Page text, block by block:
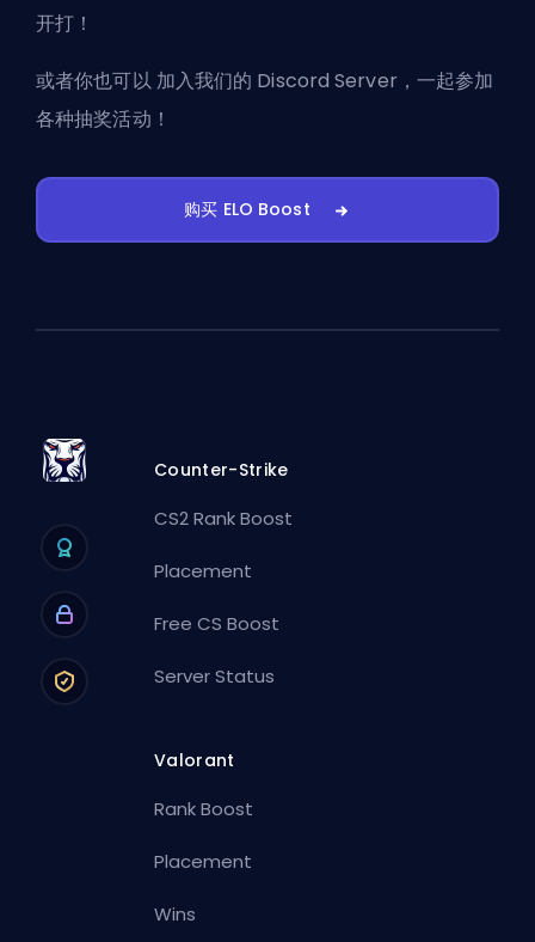
开打！
或者你也可以 加入我们的 Discord Server ，一起参加
各种抽奖活动！
购买 ELO Boost
Counter-Strike
CS2 Rank Boost
Placement
Free CS Boost
Server Status
Valorant
Rank Boost
Placement
Wins